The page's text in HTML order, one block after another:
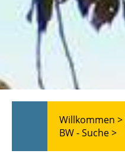
Willkommen >
BW - Suche >